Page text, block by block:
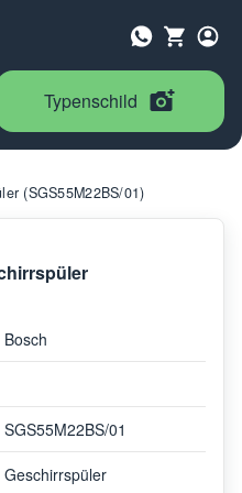
Typenschild
(SGS55M22BS/01)
Bosch
SGS55M22BS/01
Geschirrspüler